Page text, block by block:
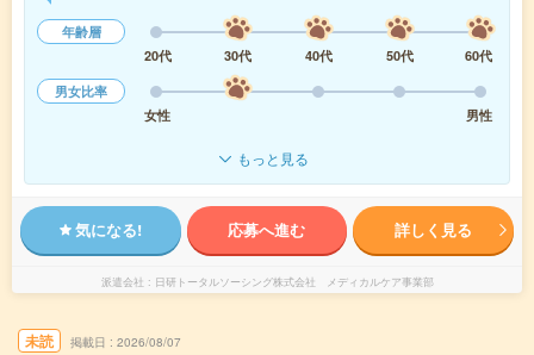
年齢層
20代
30代 40代 50代
60代
男女比率
女性
男性
もっと見る
気になる! 応募へ進む 詳しく見る
派遣会社 日研トータルソーシング株式会社 メディカルケア事業部
未読 掲載日 2026/08/07